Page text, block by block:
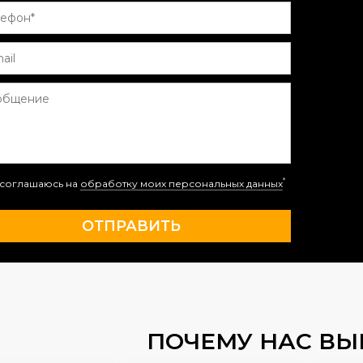
на обработку моих персональных данных*
ПОЧЕМУ НАС